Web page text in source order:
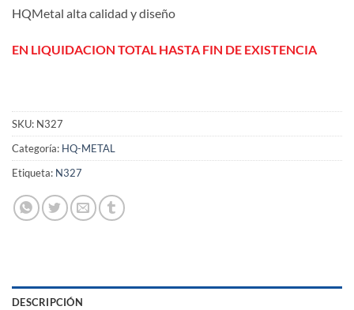
HQMetal alta calidad y diseño
EN LIQUIDACION TOTAL HASTA FIN DE EXISTENCIA
SKU: N327
Categoría: HQ-METAL
Etiqueta: N327
DESCRIPCIÓN